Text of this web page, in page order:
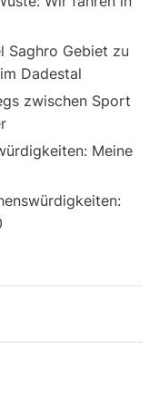
Saghro Gebiet zu
Dadestal
zwischen Sport
Meine